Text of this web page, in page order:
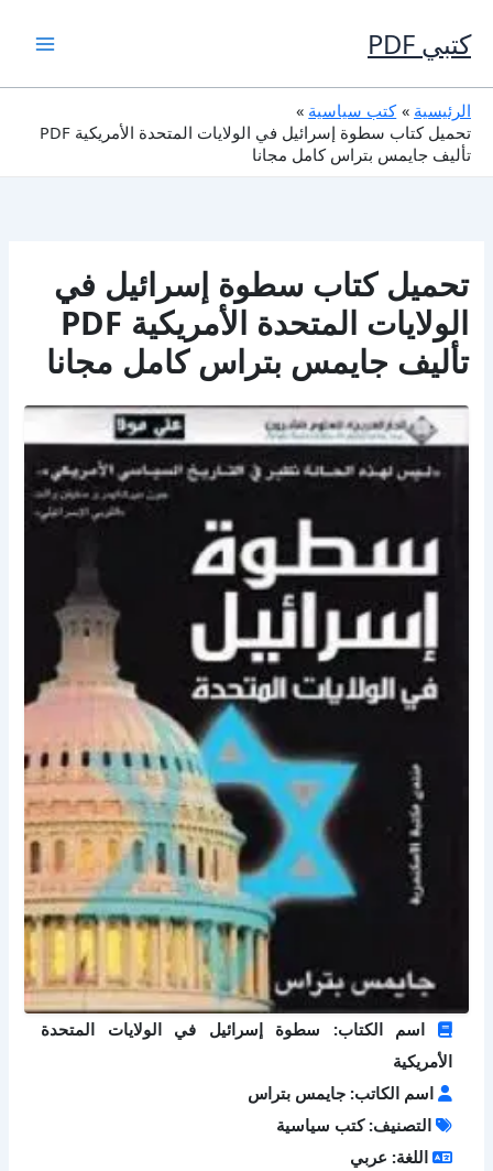
إلى
المحتوى
كتبي PDF
الرئيسية
كتب سياسية
تحميل كتاب سطوة إسرائيل في الولايات المتحدة الأمريكية PDF
تأليف جايمس بتراس كامل مجانا
تحميل كتاب سطوة إسرائيل في
الولايات المتحدة الأمريكية PDF
تأليف جايمس بتراس كامل مجانا
اسم الكتاب: سطوة إسرائيل في الولايات المتحدة
الأمريكية
اسم الكاتب: جايمس بتراس
التصنيف: كتب سياسية
اللغة: عربي